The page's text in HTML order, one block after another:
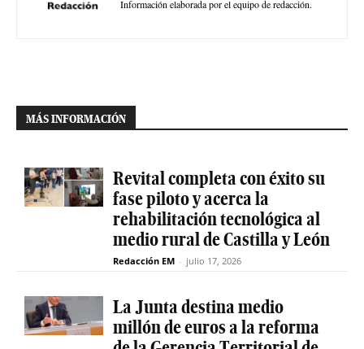
Información elaborada por el equipo de redacción.
MÁS INFORMACIÓN
Revital completa con éxito su
fase piloto y acerca la
rehabilitación tecnológica al
medio rural de Castilla y León
Redacción EM - julio 17, 2026
La Junta destina medio
millón de euros a la reforma